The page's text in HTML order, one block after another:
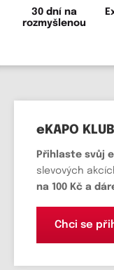
30 dní na
rozmyšlenou
eKAPO KLUB
Přihlaste svůj
slevových
na 100 Kč a
Chci se